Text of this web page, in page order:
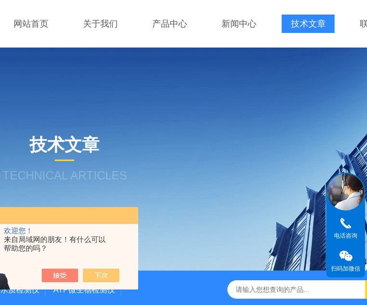
欢迎您！
来自局域网的朋友！有什么可以
帮助您的吗？
网站首页 关于我们 产品中心 新闻中心 技术文章
技术文章
TECHNICAL ARTICLES
水质检测仪 ATP微生物检测仪
电话咨询
扫码加微信